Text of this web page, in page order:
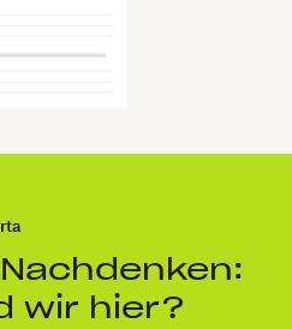
wir hier?